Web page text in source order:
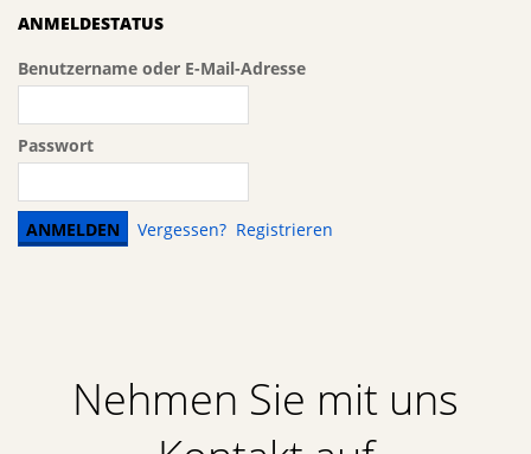
ANMELDESTATUS
Benutzername oder E-Mail-Adresse
Passwort
Vergessen? Registrieren
Nehmen Sie mit uns